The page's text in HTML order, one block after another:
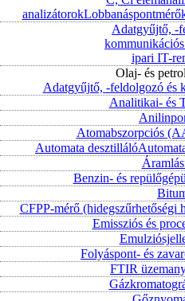
analizátorok
Adatgyűjtő, -
ipari IT-
Olaj- és
Adatgyűjtő, -feldolgozó és
Analitikai- és
Atomabszorpciós
Automata desztilláló
Benzin- és
CFPP-mérő (hidegszűrhetőségi
Emissziós és
Folyáspont- és
FTIR